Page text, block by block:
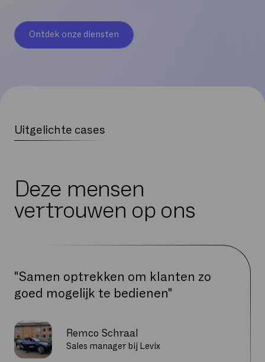
Ontdek onze diensten
Uitgelichte cases
Deze mensen
vertrouwen op ons
"Samen optrekken om klanten zo
goed mogelijk te bedienen"
Remco Schraal
Sales manager bij Levix